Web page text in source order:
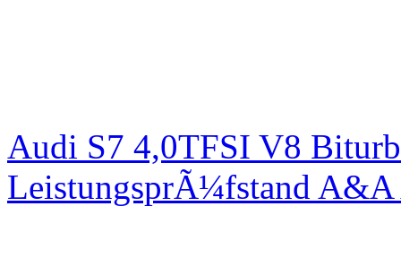
Audi S7 4,0TFSI V8
LeistungsprÃ¼fstand